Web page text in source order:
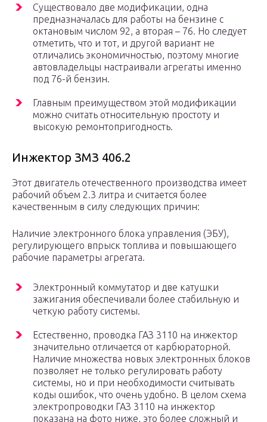
Существовало две модификации, одна
предназначалась для работы на бензине с
октановым числом 92, а вторая – 76. Но следует
отметить, что и тот, и другой вариант не
отличались экономичностью, поэтому многие
автовладельцы настраивали агрегаты именно
под 76-й бензин.
Главным преимуществом этой модификации
можно считать относительную простоту и
высокую ремонтопригодность.
Инжектор ЗМЗ 406.2
Этот двигатель отечественного производства имеет
рабочий объем 2.3 литра и считается более
качественным в силу следующих причин:
Наличие электронного блока управления (ЭБУ),
регулирующего впрыск топлива и повышающего
рабочие параметры агрегата.
Электронный коммутатор и две катушки
зажигания обеспечивали более стабильную и
четкую работу системы.
Естественно, проводка ГАЗ 3110 на инжектор
значительно отличается от карбюраторной.
Наличие множества новых электронных блоков
позволяет не только регулировать работу
системы, но и при необходимости считывать
коды ошибок, что очень удобно. В целом схема
электропроводки ГАЗ 3110 на инжектор
показана на фото ниже, это более сложный и